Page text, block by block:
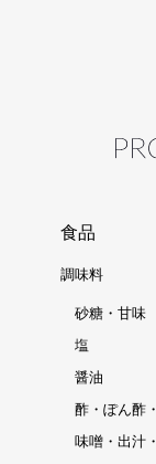
食品
調味料
砂糖・甘味
塩
醤油
酢・ぽん酢
味噌・出汁